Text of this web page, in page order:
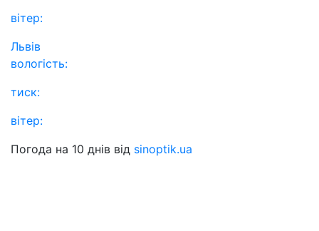
вітер:
Львів
вологість:
тиск:
вітер:
Погода на 10 днів від sinoptik.ua